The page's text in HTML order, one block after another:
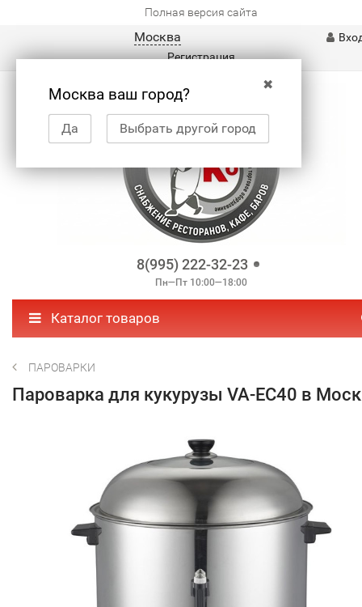
Полная версия сайта
Москва
✖
Москва ваш город?
Да Выбрать другой город
Регистрация
8(995) 222-32-23
Пн—Пт 10:00—18:00
Каталог товаров
ПАРОВАРКИ
Пароварка для кукурузы VA-EC40 в